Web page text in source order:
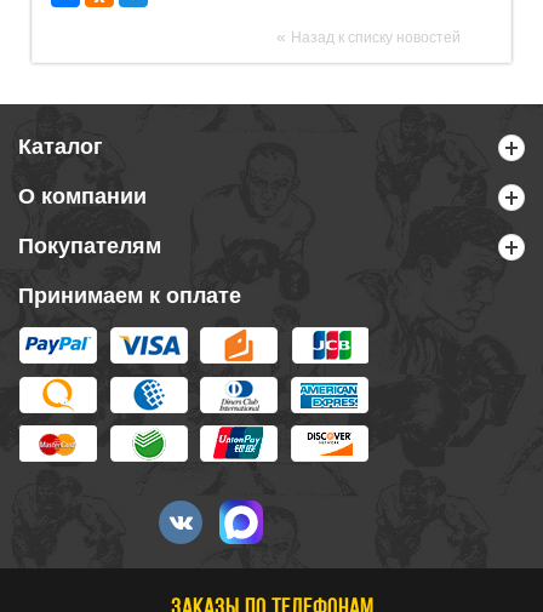
« Назад к списку новостей
Каталог
О компании
Покупателям
Принимаем к оплате